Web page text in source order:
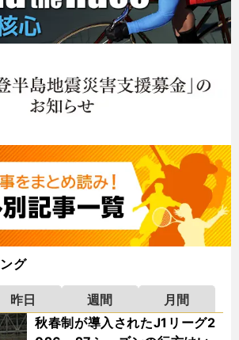
グ
昨日 週間
月間
秋春制が導入されたJ1リーグ2